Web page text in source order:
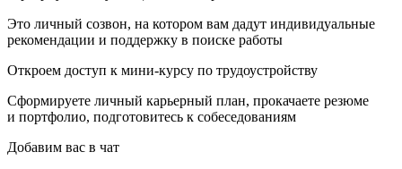
Это личный созвон, на котором вам дадут индивидуальные
рекомендации и поддержку в поиске работы
Откроем доступ к мини-курсу по трудоустройству
Сформируете личный карьерный план, прокачаете резюме
и портфолио, подготовитесь к собеседованиям
Добавим вас в чат